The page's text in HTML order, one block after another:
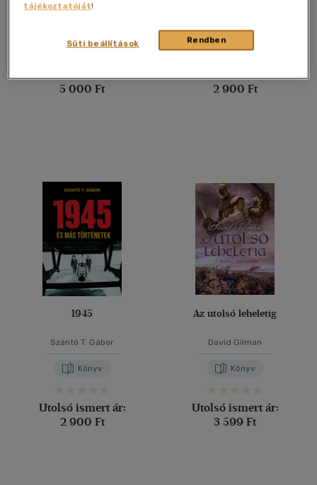
Vélemény szerint
(132)
Zelei Miklós
Utolsó ismert ár:
5 000 Ft
Utolsó ismert ár:
2 900 Ft
1945
Szántó T. Gábor
Könyv
Utolsó ismert ár:
2 900 Ft
Az utolsó leheletig
David Gilman
Könyv
Utolsó ismert ár:
3 599 Ft
tájékoztatóját!
Rendben
Süti beállítások